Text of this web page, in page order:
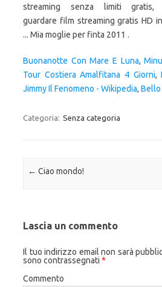
streaming senza limiti gratis,
guardare film streaming gratis HD
... Mia moglie per finta 2011 .
Buonanotte Con Mare E Luna,
Tour Costiera Amalfitana 4 Giorni,
Jimmy Il Fenomeno - Wikipedia, Bello
Categoria: Senza categoria
Navigazione articolo
← Ciao mondo!
Lascia un commento
Il tuo indirizzo email non sarà
sono contrassegnati *
Commento